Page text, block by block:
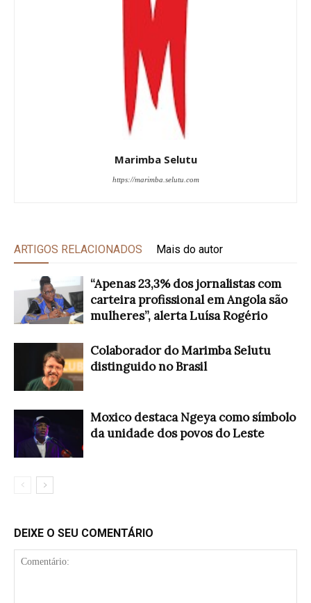
Marimba Selutu
https://marimba.selutu.com
ARTIGOS RELACIONADOS Mais do autor
“Apenas 23,3% dos jornalistas com
carteira profissional em Angola são
mulheres”, alerta Luísa Rogério
Colaborador do Marimba Selutu
distinguido no Brasil
Moxico destaca Ngeya como símbolo
da unidade dos povos do Leste
DEIXE O SEU COMENTÁRIO